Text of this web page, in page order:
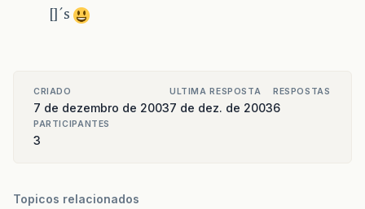
[]´s
CRIADO
7 de dezembro de 2003
ULTIMA RESPOSTA
7 de dez. de 2003
RESPOSTAS
6
PARTICIPANTES
3
Topicos relacionados